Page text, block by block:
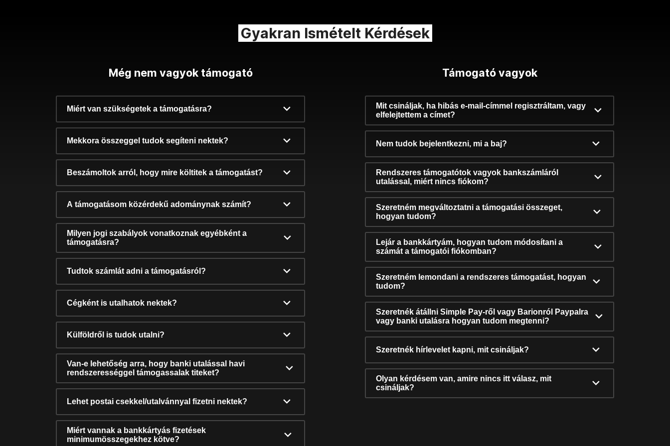
Gyakran Ismételt Kérdések
Még nem vagyok támogató
Miért van szükségetek a támogatásra?
Mekkora összeggel tudok segíteni nektek?
Beszámoltok arról, hogy mire költitek a támogatást?
A támogatásom közérdekű adománynak számít?
Milyen jogi szabályok vonatkoznak egyébként a
támogatásra?
Tudtok számlát adni a támogatásról?
Cégként is utalhatok nektek?
Külföldről is tudok utalni?
Van-e lehetőség arra, hogy banki utalással havi
rendszerességgel támogassalak titeket?
Lehet postai csekkel/utalvánnyal fizetni nektek?
Miért vannak a bankkártyás fizetések
minimumösszegekhez kötve?
Támogató vagyok
Mit csináljak, ha hibás e-mail-címmel regisztráltam, vagy
elfelejtettem a címet?
Nem tudok bejelentkezni, mi a baj?
Rendszeres támogatótok vagyok bankszámláról
utalással, miért nincs fiókom?
Szeretném megváltoztatni a támogatási összeget,
hogyan tudom?
Lejár a bankkártyám, hogyan tudom módosítani a
számát a támogatói fiókomban?
Szeretném lemondani a rendszeres támogatást, hogyan
tudom?
Szeretnék átállni Simple Pay-ről vagy Barionról Paypalra
vagy banki utalásra hogyan tudom megtenni?
Szeretnék hírlevelet kapni, mit csináljak?
Olyan kérdésem van, amire nincs itt válasz, mit
csináljak?